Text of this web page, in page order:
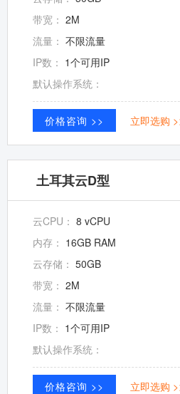
带宽： 2M
流量： 不限流量
IP数： 1个可用IP
默认操作系统：
价格咨询 >> 立即选购
土耳其云D型
云CPU： 8 vCPU
内存： 16GB RAM
云存储： 50GB
带宽： 2M
流量： 不限流量
IP数： 1个可用IP
默认操作系统：
价格咨询 >> 立即选购